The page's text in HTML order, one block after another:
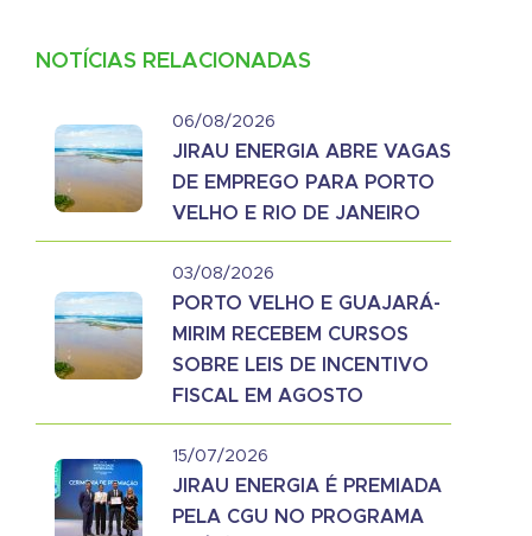
NOTÍCIAS RELACIONADAS
06/08/2026
JIRAU ENERGIA ABRE VAGAS
DE EMPREGO PARA PORTO
VELHO E RIO DE JANEIRO
03/08/2026
PORTO VELHO E GUAJARÁ-
MIRIM RECEBEM CURSOS
SOBRE LEIS DE INCENTIVO
FISCAL EM AGOSTO
15/07/2026
JIRAU ENERGIA É PREMIADA
PELA CGU NO PROGRAMA